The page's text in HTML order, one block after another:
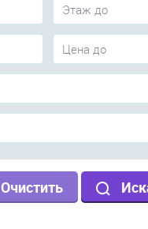
Очистить